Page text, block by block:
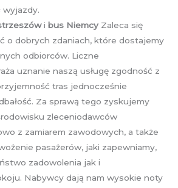
wyjazdy.
i bus Niemcy Zaleca się
o dobrych zdaniach, które dostajemy
odbiorców. Liczne
uznanie naszą usługę zgodność z
tras jednocześnie
Za sprawą tego zyskujemy
zleceniodawców
z zamiarem zawodowych, a także
pasażerów, jaki zapewniamy,
zadowolenia jak i
Nabywcy dają nam wysokie noty